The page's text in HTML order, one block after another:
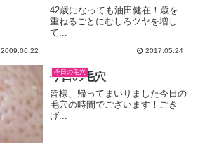
2009.06.22
42歳になっても油田健在！歳を
重ねるごとにむしろツヤを増し
て...
2017.05.24
今日の毛穴
今日の毛穴
皆様、帰ってまいりました今日の
毛穴の時間でございます！ごき
げ...